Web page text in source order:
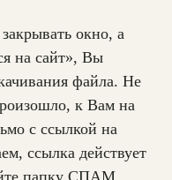
окно, а
на сайт», Вы
файла. Не
к Вам на
с ссылкой на
ссылка действует